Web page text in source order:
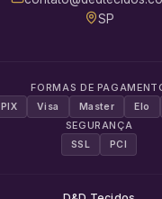
SP
FORMAS DE
PIX Visa Master Elo
SEGURANÇA
SSL PCI